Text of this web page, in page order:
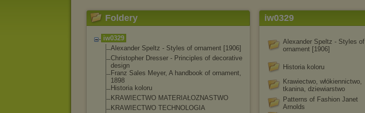
Foldery
iw0329
Alexander Speltz - Styles of ornament [1906]
Christopher Dresser - Principles of decorative
design
Franz Sales Meyer, A handbook of ornament,
1898
Historia koloru
KRAWIECTWO MATERIAŁOZNASTWO
KRAWIECTWO TECHNOLOGIA
iw0329
Alexander Speltz - Styles of
ornament [1906]
Historia koloru
Krawiectwo, włókiennictwo,
tkanina, dziewiarstwo
Patterns of Fashion Janet
Arnolds